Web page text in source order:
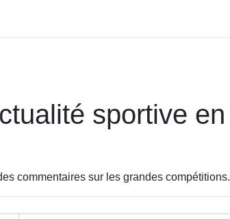
sportive en
commentaires sur les grandes compétitions.